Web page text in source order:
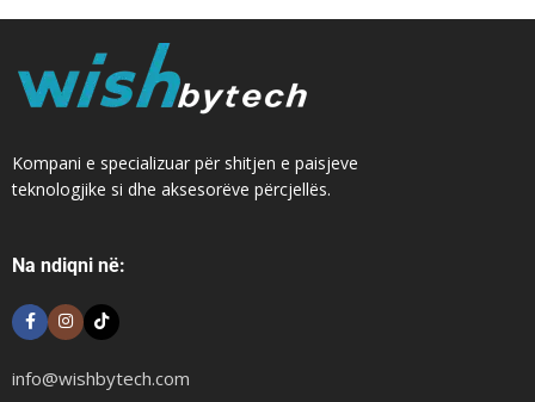
Kompani e specializuar për shitjen e paisjeve
teknologjike si dhe aksesorëve përcjellës.
Na ndiqni në:
info@wishbytech.com